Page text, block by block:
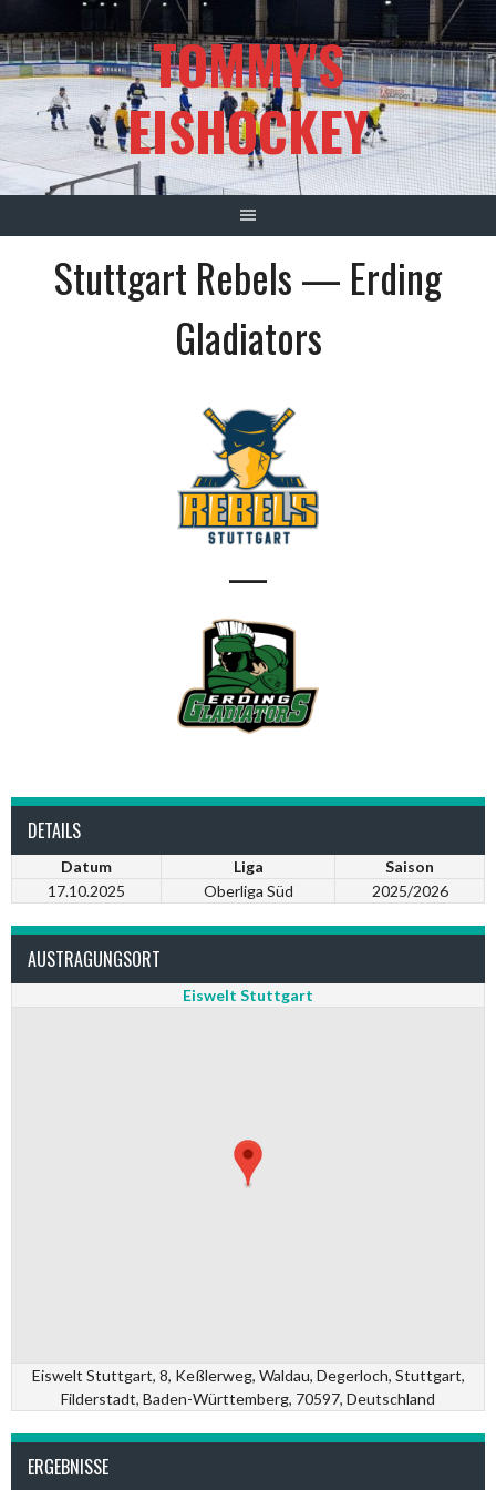
zum
Inhalt
TOMMY'S
EISHOCKEY
Stuttgart Rebels — Erding
Gladiators
—
DETAILS
Datum Liga
Saison
17.10.2025
Oberliga Süd 2025/2026
AUSTRAGUNGSORT
Eiswelt Stuttgart
Eiswelt Stuttgart, 8, Keßlerweg, Waldau, Degerloch, Stuttgart,
Filderstadt, Baden-Württemberg, 70597, Deutschland
ERGEBNISSE